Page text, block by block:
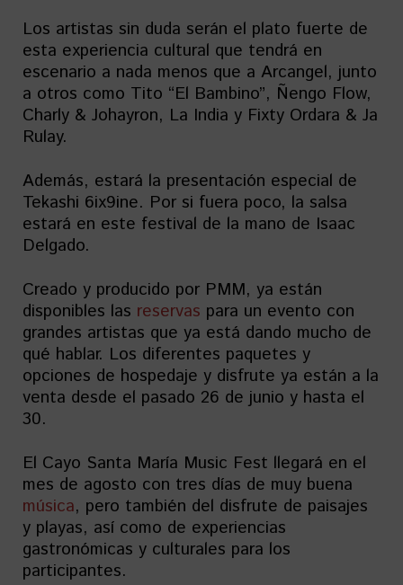
Los artistas sin duda serán el plato fuerte de
esta experiencia cultural que tendrá en
escenario a nada menos que a Arcangel, junto
a otros como Tito “El Bambino”, Ñengo Flow,
Charly & Johayron, La India y Fixty Ordara & Ja
Rulay.
Además, estará la presentación especial de
Tekashi 6ix9ine. Por si fuera poco, la salsa
estará en este festival de la mano de Isaac
Delgado.
Creado y producido por PMM, ya están
disponibles las reservas para un evento con
grandes artistas que ya está dando mucho de
qué hablar. Los diferentes paquetes y
opciones de hospedaje y disfrute ya están a la
venta desde el pasado 26 de junio y hasta el
30.
El Cayo Santa María Music Fest llegará en el
mes de agosto con tres días de muy buena
música, pero también del disfrute de paisajes
y playas, así como de experiencias
gastronómicas y culturales para los
participantes.